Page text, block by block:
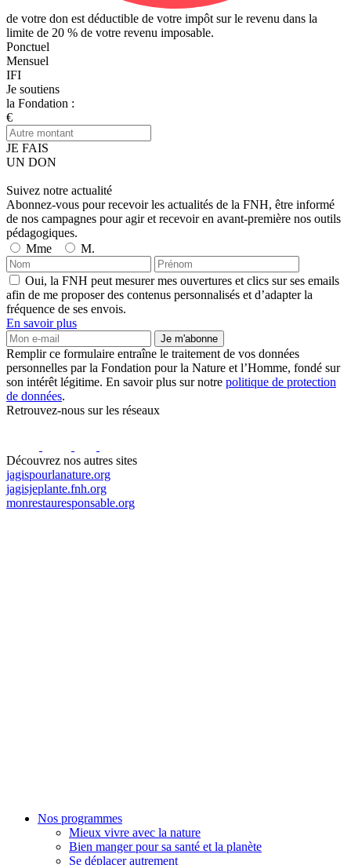
de votre don est déductible de votre impôt sur le revenu dans la
limite de 20 % de votre revenu imposable.
Ponctuel
Mensuel
IFI
Je soutiens
la Fondation :
€
JE FAIS
UN DON
Suivez notre actualité
Abonnez-vous pour recevoir les actualités de la FNH, être informé
de nos campagnes pour agir et recevoir en avant-première nos outils
pédagogiques.
Mme
M.
Oui, la FNH peut mesurer mes ouvertures et clics sur ses emails
afin de me proposer des contenus personnalisés et d’adapter la
fréquence de ses envois.
En savoir plus
Je m'abonne
Remplir ce formulaire entraîne le traitement de vos données
personnelles par la Fondation pour la Nature et l’Homme, fondé sur
son intérêt légitime. En savoir plus sur notre politique de protection
de données.
Retrouvez-nous sur les réseaux
Découvrez nos autres sites
jagispourlanature.org
jagisjeplante.fnh.org
monrestauresponsable.org
Nos programmes
Mieux vivre avec la nature
Bien manger pour sa santé et la planète
Se déplacer autrement